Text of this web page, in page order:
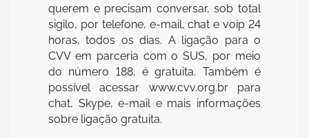
querem e precisam conversar, sob total
sigilo, por telefone, e-mail, chat e voip 24
horas, todos os dias. A ligação para o
CVV em parceria com o SUS, por meio
do número 188, é gratuita. Também é
possível acessar www.cvv.org.br para
chat, Skype, e-mail e mais informações
sobre ligação gratuita.